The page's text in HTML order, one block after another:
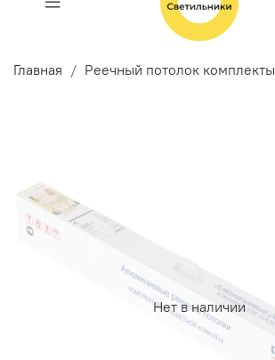
Главная Реечный потолок комплекты
Нет в наличии